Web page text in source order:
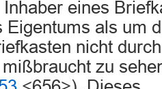
eines
Eigentums als um
nicht
zu